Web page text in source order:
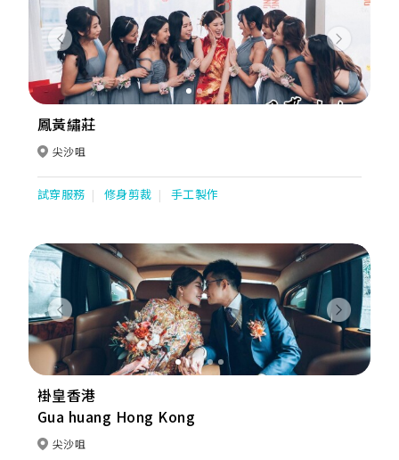
Previous Next
鳳黃繡莊
尖沙咀
試穿服務 修身剪裁 手工製作
Previous Next
褂皇香港
Gua huang Hong Kong
尖沙咀